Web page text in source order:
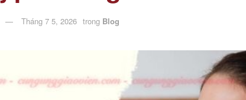
Tháng 7 5, 2026 trong Blog